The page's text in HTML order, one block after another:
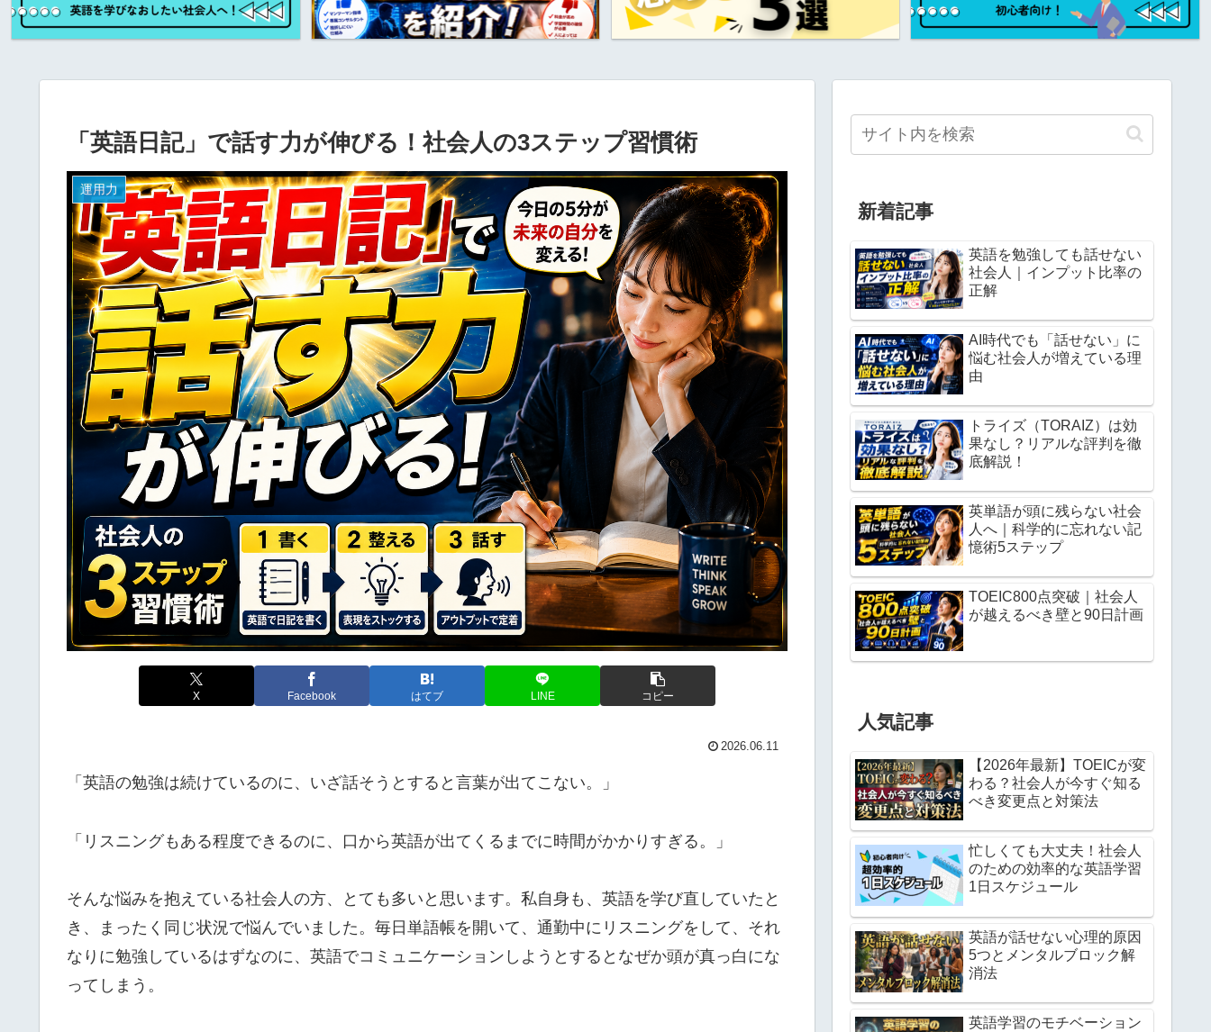
「英語日記」で話す力が伸びる！社会人の3ステップ習慣術
運用力
X Facebook はてブ LINE コピー
2026.06.11
「英語の勉強は続けているのに、いざ話そうとすると言葉が出てこない。」
「リスニングもある程度できるのに、口から英語が出てくるまでに時間がかかりすぎる。」
そんな悩みを抱えている社会人の方、とても多いと思います。私自身も、英語を学び直していたと
き、まったく同じ状況で悩んでいました。毎日単語帳を開いて、通勤中にリスニングをして、それ
なりに勉強しているはずなのに、英語でコミュニケーションしようとするとなぜか頭が真っ白にな
ってしまう。
新着記事
英語を勉強しても話せない
社会人｜インプット比率の
正解
AI時代でも「話せない」に
悩む社会人が増えている理
由
トライズ（TORAIZ）は効
果なし？リアルな評判を徹
底解説！
英単語が頭に残らない社会
人へ｜科学的に忘れない記
憶術5ステップ
TOEIC800点突破｜社会人
が越えるべき壁と90日計画
人気記事
【2026年最新】TOEICが変
わる？社会人が今すぐ知る
べき変更点と対策法
忙しくても大丈夫！社会人
のための効率的な英語学習
1日スケジュール
英語が話せない心理的原因
5つとメンタルブロック解
消法
英語学習のモチベーション